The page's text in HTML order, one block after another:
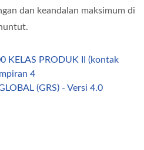
dan keandalan maksimum di
KELAS PRODUK II (kontak
4
(GRS) - Versi 4.0